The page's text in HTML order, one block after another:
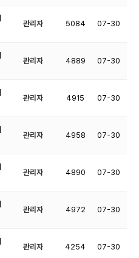
관리자 5084 07-30
관리자 4889 07-30
관리자 4915 07-30
관리자 4958 07-30
관리자 4890 07-30
관리자 4972 07-30
관리자 4254 07-30